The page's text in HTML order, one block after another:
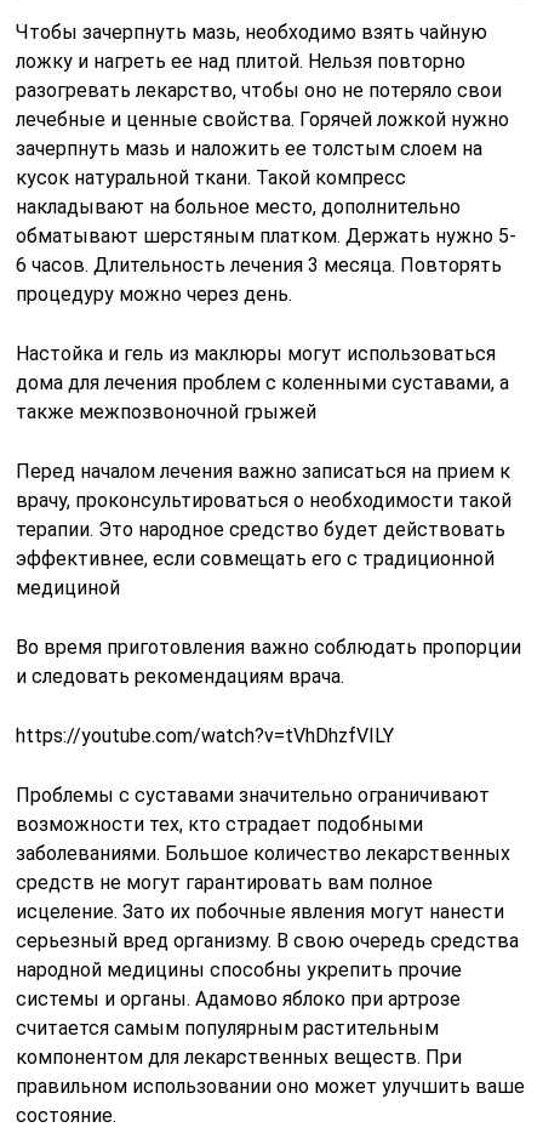
Чтобы зачерпнуть мазь, необходимо взять чайную
ложку и нагреть ее над плитой. Нельзя повторно
разогревать лекарство, чтобы оно не потеряло свои
лечебные и ценные свойства. Горячей ложкой нужно
зачерпнуть мазь и наложить ее толстым слоем на
кусок натуральной ткани. Такой компресс
накладывают на больное место, дополнительно
обматывают шерстяным платком. Держать нужно 5-
6 часов. Длительность лечения 3 месяца. Повторять
процедуру можно через день.
Настойка и гель из маклюры могут использоваться
дома для лечения проблем с коленными суставами, а
также межпозвоночной грыжей
Перед началом лечения важно записаться на прием к
врачу, проконсультироваться о необходимости такой
терапии. Это народное средство будет действовать
эффективнее, если совмещать его с традиционной
медициной
Во время приготовления важно соблюдать пропорции
и следовать рекомендациям врача.
https://youtube.com/watch?v=tVhDhzfVILY
Проблемы с суставами значительно ограничивают
возможности тех, кто страдает подобными
заболеваниями. Большое количество лекарственных
средств не могут гарантировать вам полное
исцеление. Зато их побочные явления могут нанести
серьезный вред организму. В свою очередь средства
народной медицины способны укрепить прочие
системы и органы. Адамово яблоко при артрозе
считается самым популярным растительным
компонентом для лекарственных веществ. При
правильном использовании оно может улучшить ваше
состояние.